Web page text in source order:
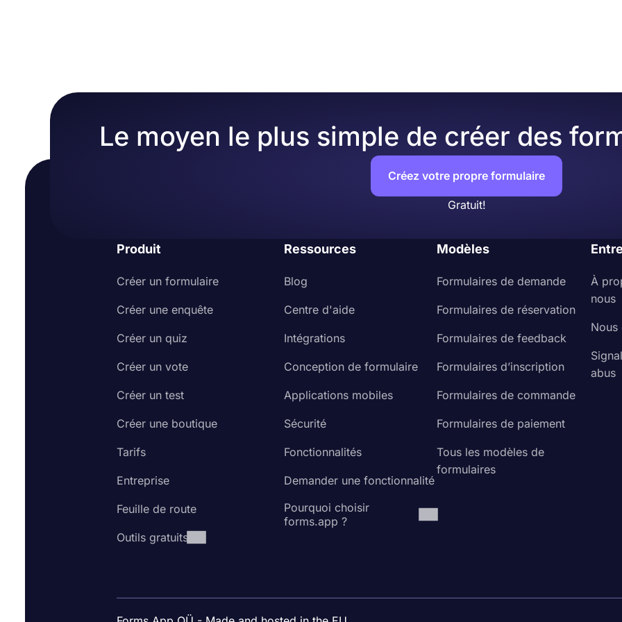
Le moyen le plus simple de créer des
Créez votre propre formulaire
Gratuit!
Produit
Créer un formulaire
Créer une enquête
Créer un quiz
Créer un vote
Créer un test
Créer une boutique
Tarifs
Entreprise
Feuille de route
Outils gratuits
Ressources
Blog
Centre d'aide
Intégrations
Conception de formulaire
Applications mobiles
Sécurité
Fonctionnalités
Demander une fonctionnalité
Pourquoi choisir
forms.app ?
Modèles
Formulaires de demande
Formulaires de réservation
Formulaires de feedback
Formulaires d’inscription
Formulaires de commande
Formulaires de paiement
Tous les modèles de
formulaires
À
nous
Nous
abus